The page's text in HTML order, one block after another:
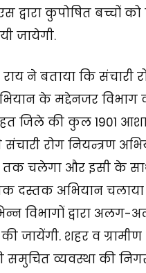
द्वारा कुपोषित बच्चों
जायेगी.
राय ने बताया कि संचारी
के मद्देनजर विभाग
जिले की कुल 1901
संचारी रोग नियन्त्रण
तक चलेगा और इसी के
दस्तक अभियान
विभागों द्वारा अलग-
जायेंगी. शहर व ग्रामीण
व्यवस्था की